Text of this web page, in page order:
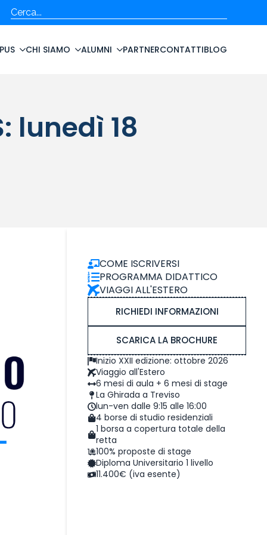
Cerca
CHI SIAMO ALUMNI PARTNERCONTATTIBLOG
lunedì 18
COME ISCRIVERSI
PROGRAMMA DIDATTICO
VIAGGI ALL'ESTERO
RICHIEDI INFORMAZIONI
SCARICA LA BROCHURE
Inizio XXII edizione: ottobre 2026
Viaggio all'Estero
6 mesi di aula + 6 mesi di stage
La Ghirada a Treviso
lun-ven dalle 9:15 alle 16:00
4 borse di studio residenziali
1 borsa a copertura totale della
retta
100% proposte di stage
Diploma Universitario 1 livello
11.400€ (iva esente)